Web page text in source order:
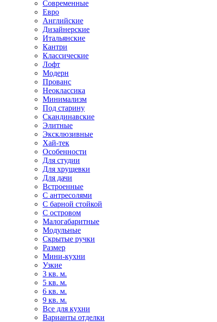
Современные
Евро
Английские
Дизайнерские
Итальянские
Кантри
Классические
Лофт
Модерн
Прованс
Неоклассика
Минимализм
Под старину
Скандинавские
Элитные
Эксклюзивные
Хай-тек
Особенности
Для студии
Для хрущевки
Для дачи
Встроенные
С антресолями
С барной стойкой
С островом
Малогабаритные
Модульные
Скрытые ручки
Размер
Мини-кухни
Узкие
3 кв. м.
5 кв. м.
6 кв. м.
9 кв. м.
Все для кухни
Варианты отделки